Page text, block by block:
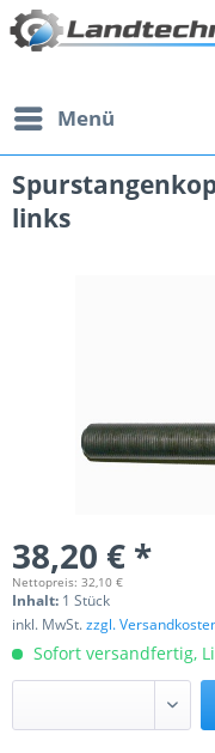
Menü
links
38,20 € *
Nettopreis: 32,10 €
Inhalt: 1 Stück
inkl. MwSt.zzgl.
Sofort versandfertig,